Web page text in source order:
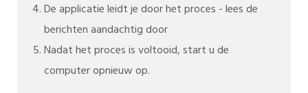
De applicatie leidt je door het proces - lees de
berichten aandachtig door
Nadat het proces is voltooid, start u de
computer opnieuw op.